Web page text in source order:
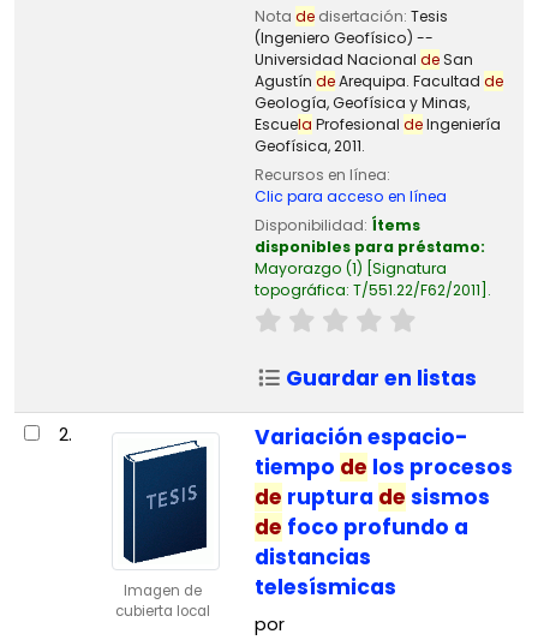
Nota dedisertación: Tesis
(Ingeniero Geofísico) --
Universidad Nacional deSan
Agustín deArequipa. Facultad de
Geología, Geofísica y Minas,
Escuela Profesional deIngeniería
Geofísica, 2011.
Recursos en línea:
Clic para acceso en línea
Disponibilidad: Ítems
disponibles para préstamo:
Mayorazgo (1) Signatura
topográfica: T/551.22/F62/2011 .
Guardar en listas
2.
Imagen de
cubierta local
Variación espacio-
tiempo de los procesos
de ruptura de sismos
de foco profundo a
distancias
telesísmicas
por